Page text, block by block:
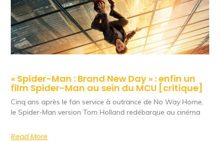
« Spider-Man : Brand New Day » : enfin un
film Spider-Man au sein du MCU [critique]
Cinq ans après le fan service à outrance de No Way Home,
le Spider-Man version Tom Holland redébarque au cinéma
Read More